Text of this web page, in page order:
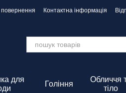
Контактна інформація
для
Гоління
Обличчя
тіло